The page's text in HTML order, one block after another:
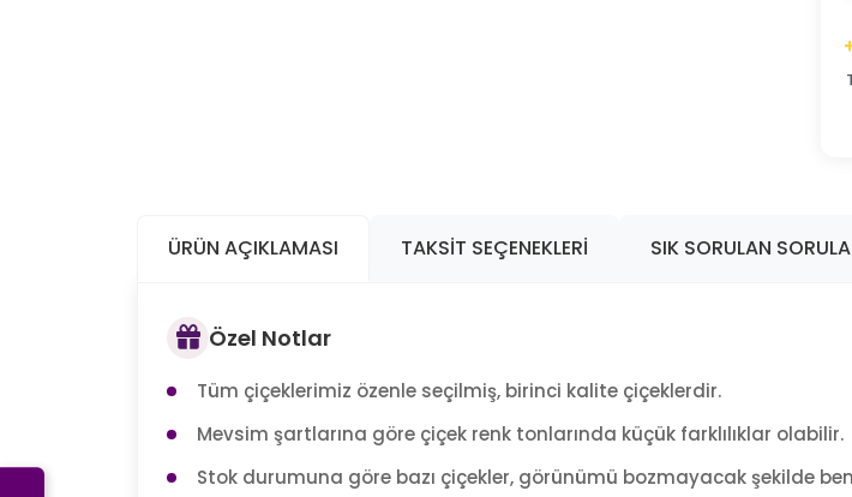
ÜRÜN AÇIKLAMASI TAKSIT SEÇENEKLERI SIK SORULAN
Özel Notlar
Tüm çiçeklerimiz özenle seçilmiş, birinci kalite çiçeklerdir.
Mevsim şartlarına göre çiçek renk tonlarında küçük farklılıklar olabilir.
Stok durumuna göre bazı çiçekler, görünümü bozmayacak şekilde